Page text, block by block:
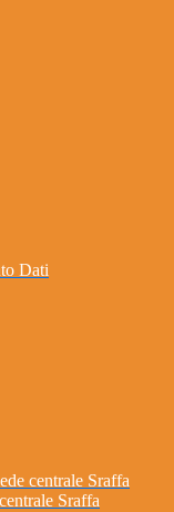
Dati
centrale Sraffa
Sraffa